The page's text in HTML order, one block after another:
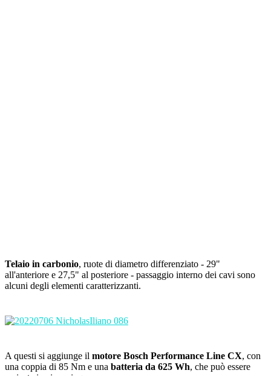
Telaio in carbonio, ruote di diametro differenziato - 29"
all'anteriore e 27,5" al posteriore - passaggio interno dei cavi sono
alcuni degli elementi caratterizzanti.
A questi si aggiunge il motore Bosch Performance Line CX, con
una coppia di 85 Nm e una batteria da 625 Wh, che può essere